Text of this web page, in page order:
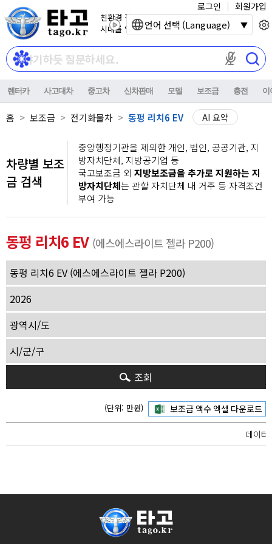
친환경 전기자동차
시대를 열어갑니다.
마이크 권한이
로그인 회원가입
렌터카 사고대차 중고차 신차판매 모델 보조금 충전 이
홈 보조금 전기화물차 동펑 리치6 EV AI 요약
차량별 보조
금 검색
중앙행정기관을 제외한 개인, 법인, 공공기관, 지
방자치단체, 지방공기업 등
국고보조금 외 지방보조금을 추가로 지원하는 지
방자치단체는 관할 자치단체 내 거주 등 자격조건
부여 가능
동펑 리치6 EV (에스에스라이트 젤라 P200)
조회
(단위: 만원)
데이터
언어 선택 (Language)